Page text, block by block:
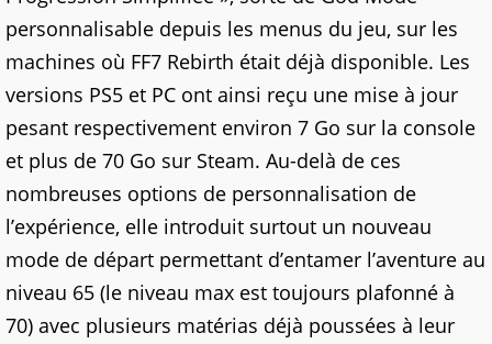
personnalisable depuis les menus du jeu, sur les
machines où FF7 Rebirth était déjà disponible. Les
versions PS5 et PC ont ainsi reçu une mise à jour
pesant respectivement environ 7 Go sur la console
et plus de 70 Go sur Steam. Au-delà de ces
nombreuses options de personnalisation de
l’expérience, elle introduit surtout un nouveau
mode de départ permettant d’entamer l’aventure au
niveau 65 (le niveau max est toujours plafonné à
70) avec plusieurs matérias déjà poussées à leur